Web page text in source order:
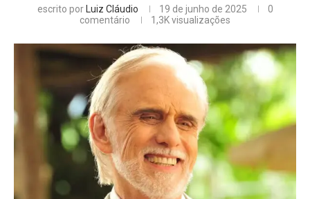
escrito por Luiz Cláudio 19 de junho de 2025
0
comentário
1,3Kvisualizações